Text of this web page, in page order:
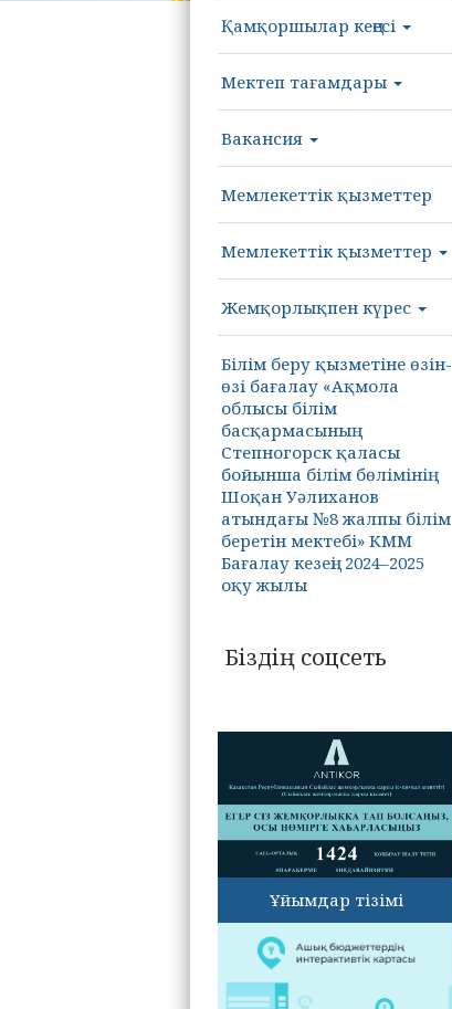
Қамқоршылар кеңесі
Мектеп тағамдары
Вакансия
Мемлекеттік қызметтер
Мемлекеттік қызметтер
Жемқорлықпен күрес
Білім беру қызметіне өзін-
өзі бағалау «Ақмола
облысы білім
басқармасының
Степногорск қаласы
бойынша білім бөлімінің
Шоқан Уәлиханов
атындағы №8 жалпы білім
беретін мектебі» КММ
Бағалау кезеңі: 2024–2025
оқу жылы
Біздің соцсеть
Ұйымдар тізімі